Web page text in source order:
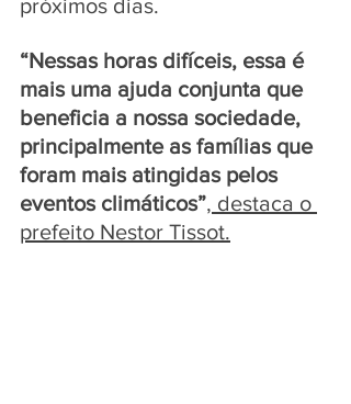
próximos dias.
“Nessas horas difíceis, essa é
mais uma ajuda conjunta que
beneficia a nossa sociedade,
principalmente as famílias que
foram mais atingidas pelos
eventos climáticos”, destaca o
prefeito Nestor Tissot.